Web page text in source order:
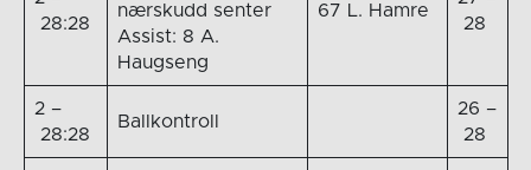
28:28
nærskudd senter
Assist: 8 A.
Haugseng
67 L. Hamre
28
2 –
28:28
Ballkontroll
26 –
28